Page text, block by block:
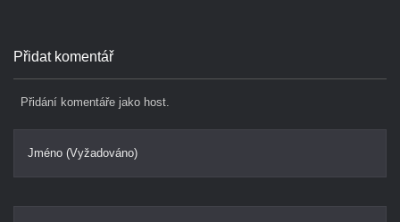
Přidat komentář
Přidání komentáře jako host.
Jméno (Vyžadováno)